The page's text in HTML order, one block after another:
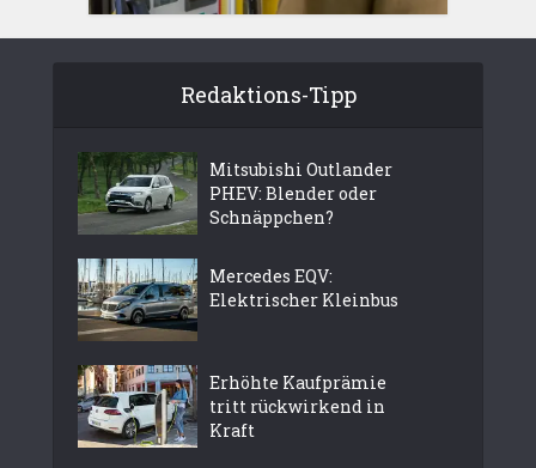
Redaktions-Tipp
Mitsubishi Outlander
PHEV: Blender oder
Schnäppchen?
Mercedes EQV:
Elektrischer Kleinbus
Erhöhte Kaufprämie
tritt rückwirkend in
Kraft